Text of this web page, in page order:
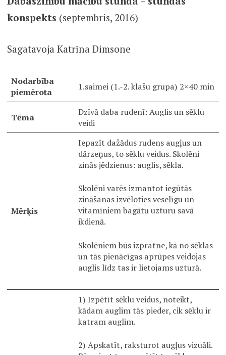
konspekts (septembris, 2016)
Sagatavoja Katrīna Dimsone
Nodarbība
piemērota
1.saimei (1.-2. klašu grupa) 2×40 min
Tēma
Dzīvā daba rudenī: Auglis un sēklu
veidi
Mērķis
Iepazīt dažādus rudens augļus un
dārzeņus, to sēklu veidus. Skolēni
zinās jēdzienus: auglis, sēkla.
Skolēni varēs izmantot iegūtās
zināšanas izvēloties veselīgu un
vitamīniem bagātu uzturu savā
ikdienā.
Skolēniem būs izpratne, kā no sēklas
un tās pienācīgas aprūpes veidojas
auglis līdz tas ir lietojams uzturā.
1) Izpētīt sēklu veidus, noteikt,
kādam auglim tās pieder, cik sēklu ir
katram auglim.
2) Apskatīt, raksturot augļus vizuāli.